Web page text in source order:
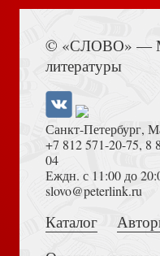
Достоевский Ф.М.
© «СЛОВО» —
литературы
Санкт-Петербург,
+7 812 571-20-75, 8
04
Еждн. с 11:00 до
slovo@peterlink.ru
Каталог